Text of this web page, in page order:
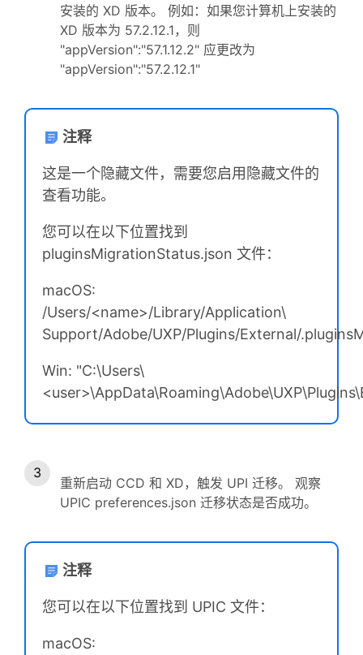
安装的 XD 版本。 例如：如果您计算机上安装的
XD 版本为 57.2.12.1，则
"appVersion":"57.1.12.2" 应更改为
"appVersion":"57.2.12.1"
注释
这是一个隐藏文件，需要您启用隐藏文件的
查看功能。
您可以在以下位置找到
pluginsMigrationStatus.json 文件：
macOS:
/Users/<name>/Library/Application\
Support/Adobe/UXP/Plugins/External/
Win: "C:\Users\
重新启动 CCD 和 XD，触发 UPI 迁移。 观察
UPIC preferences.json 迁移状态是否成功。
注释
您可以在以下位置找到 UPIC 文件：
macOS: